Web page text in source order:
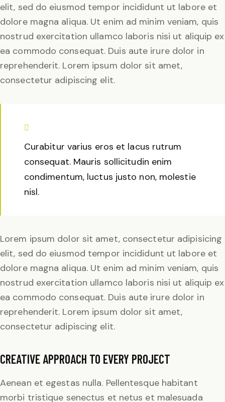
elit, sed do eiusmod tempor incididunt ut labore et
dolore magna aliqua. Ut enim ad minim veniam, quis
nostrud exercitation ullamco laboris nisi ut aliquip ex
ea commodo consequat. Duis aute irure dolor in
reprehenderit. Lorem ipsum dolor sit amet,
consectetur adipiscing elit.
Curabitur varius eros et lacus rutrum
consequat. Mauris sollicitudin enim
condimentum, luctus justo non, molestie
nisl.
Lorem ipsum dolor sit amet, consectetur adipisicing
elit, sed do eiusmod tempor incididunt ut labore et
dolore magna aliqua. Ut enim ad minim veniam, quis
nostrud exercitation ullamco laboris nisi ut aliquip ex
ea commodo consequat. Duis aute irure dolor in
reprehenderit. Lorem ipsum dolor sit amet,
consectetur adipiscing elit.
CREATIVE APPROACH TO EVERY PROJECT
Aenean et egestas nulla. Pellentesque habitant
morbi tristique senectus et netus et malesuada